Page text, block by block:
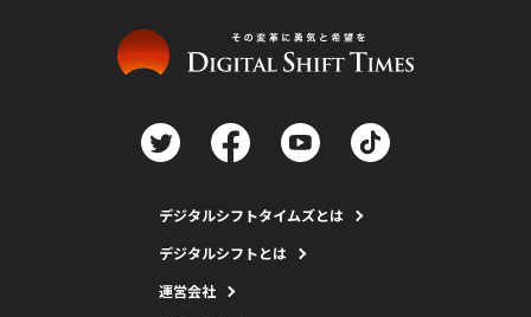
デジタルシフトタイムズとは
デジタルシフトとは
運営会社